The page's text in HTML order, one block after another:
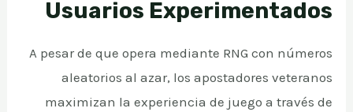
Usuarios Experimentados
A pesar de que opera mediante RNG con números
aleatorios al azar, los apostadores veteranos
maximizan la experiencia de juego a través de